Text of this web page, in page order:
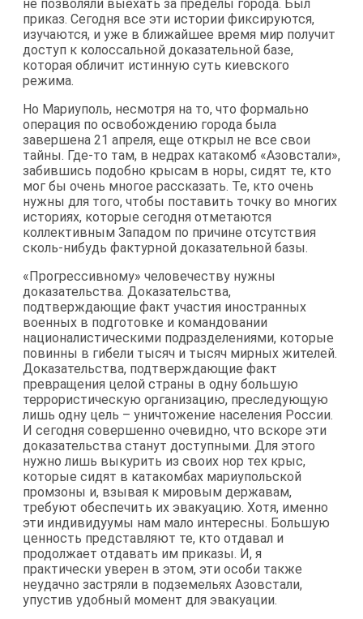
не позволяли выехать за пределы города. Был
приказ. Сегодня все эти истории фиксируются,
изучаются, и уже в ближайшее время мир получит
доступ к колоссальной доказательной базе,
которая обличит истинную суть киевского
режима.
Но Мариуполь, несмотря на то, что формально
операция по освобождению города была
завершена 21 апреля, еще открыл не все свои
тайны. Где-то там, в недрах катакомб «Азовстали»,
забившись подобно крысам в норы, сидят те, кто
мог бы очень многое рассказать. Те, кто очень
нужны для того, чтобы поставить точку во многих
историях, которые сегодня отметаются
коллективным Западом по причине отсутствия
сколь-нибудь фактурной доказательной базы.
«Прогрессивному» человечеству нужны
доказательства. Доказательства,
подтверждающие факт участия иностранных
военных в подготовке и командовании
националистическими подразделениями, которые
повинны в гибели тысяч и тысяч мирных жителей.
Доказательства, подтверждающие факт
превращения целой страны в одну большую
террористическую организацию, преследующую
лишь одну цель – уничтожение населения России.
И сегодня совершенно очевидно, что вскоре эти
доказательства станут доступными. Для этого
нужно лишь выкурить из своих нор тех крыс,
которые сидят в катакомбах мариупольской
промзоны и, взывая к мировым державам,
требуют обеспечить их эвакуацию. Хотя, именно
эти индивидуумы нам мало интересны. Большую
ценность представляют те, кто отдавал и
продолжает отдавать им приказы. И, я
практически уверен в этом, эти особи также
неудачно застряли в подземельях Азовстали,
упустив удобный момент для эвакуации.